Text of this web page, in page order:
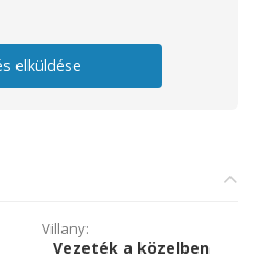
elküldése
Villany:
Vezeték a közelben